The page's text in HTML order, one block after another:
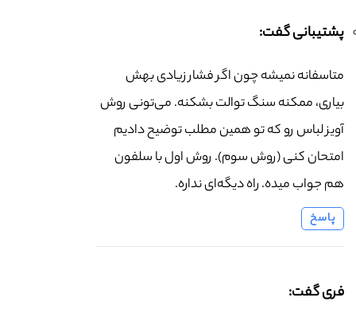
پشتیبانی گفت:
متاسفانه نمیشه چون اگر فشار زیادی بهش
بیاری، ممکنه سنگ توالت بشکنه. می‌تونی روش
آویز لباس رو که تو همین مطلب توضیح دادیم
امتحان کنی (روش سوم). روش اول با سلفون
هم جواب میده. راه دیگه‌ای نداره.
پاسخ
فری گفت: